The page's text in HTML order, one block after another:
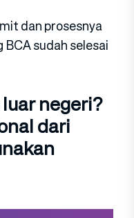
dan prosesnya
sudah selesai
negeri?
dari